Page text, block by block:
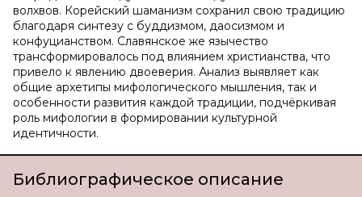
волхвов. Корейский шаманизм сохранил свою традицию
благодаря синтезу с буддизмом, даосизмом и
конфуцианством. Славянское же язычество
трансформировалось под влиянием христианства, что
привело к явлению двоеверия. Анализ выявляет как
общие архетипы мифологического мышления, так и
особенности развития каждой традиции, подчёркивая
роль мифологии в формировании культурной
идентичности.
Библиографическое описание